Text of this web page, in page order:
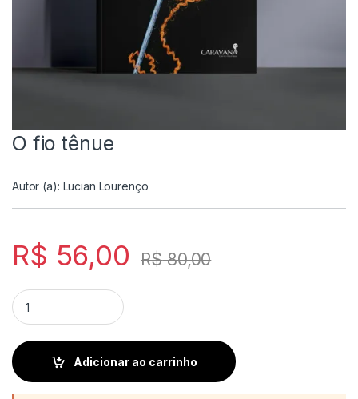
O fio tênue
Autor (a): Lucian Lourenço
R$ 56,00 R$80,00
O fio tênue quantity
Adicionar ao carrinho